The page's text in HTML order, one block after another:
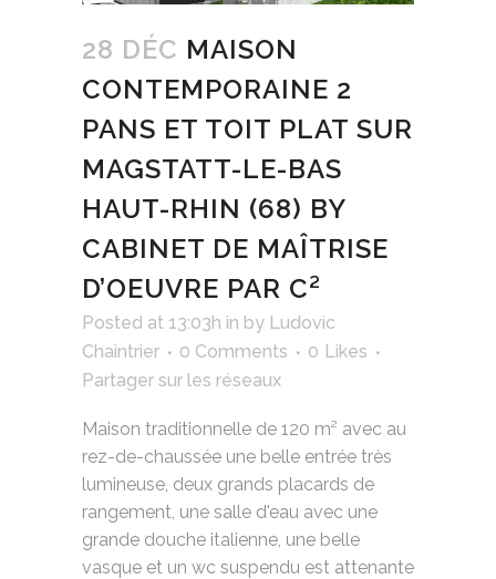
28 DÉC MAISON
CONTEMPORAINE 2
PANS ET TOIT PLAT SUR
MAGSTATT-LE-BAS
HAUT-RHIN (68) BY
CABINET DE MAÎTRISE
D’OEUVRE PAR C²
Posted at 13:03h in by Ludovic
Chaintrier
0 Comments 0 Likes
Partager sur les réseaux
Maison traditionnelle de 120 m² avec au
rez-de-chaussée une belle entrée très
lumineuse, deux grands placards de
rangement, une salle d'eau avec une
grande douche italienne, une belle
vasque et un wc suspendu est attenante